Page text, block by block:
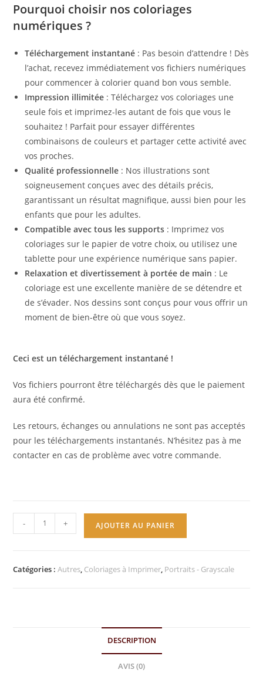
Pourquoi choisir nos coloriages
numériques ?
Téléchargement instantané : Pas besoin d’attendre ! Dès
l’achat, recevez immédiatement vos fichiers numériques
pour commencer à colorier quand bon vous semble.
Impression illimitée : Téléchargez vos coloriages une
seule fois et imprimez-les autant de fois que vous le
souhaitez ! Parfait pour essayer différentes
combinaisons de couleurs et partager cette activité avec
vos proches.
Qualité professionnelle : Nos illustrations sont
soigneusement conçues avec des détails précis,
garantissant un résultat magnifique, aussi bien pour les
enfants que pour les adultes.
Compatible avec tous les supports : Imprimez vos
coloriages sur le papier de votre choix, ou utilisez une
tablette pour une expérience numérique sans papier.
Relaxation et divertissement à portée de main : Le
coloriage est une excellente manière de se détendre et
de s’évader. Nos dessins sont conçus pour vous offrir un
moment de bien-être où que vous soyez.
Ceci est un téléchargement instantané !
Vos fichiers pourront être téléchargés dès que le paiement
aura été confirmé.
Les retours, échanges ou annulations ne sont pas acceptés
pour les téléchargements instantanés. N’hésitez pas à me
contacter en cas de problème avec votre commande.
- + AJOUTER AU PANIER
Catégories :Autres, Coloriages à Imprimer, Portraits - Grayscale
DESCRIPTION
AVIS (0)